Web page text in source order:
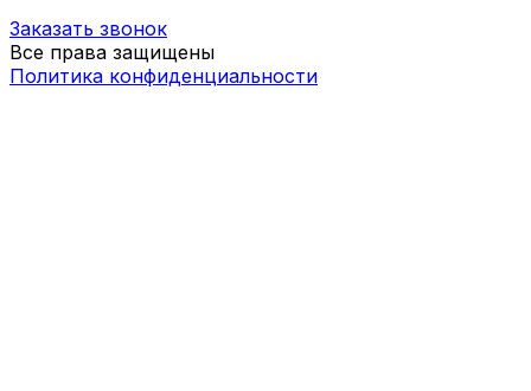
Заказать звонок
Все права защищены
Политика конфиденциальности